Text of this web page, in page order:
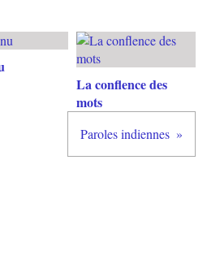
La conflence des
mots
Paroles indiennes